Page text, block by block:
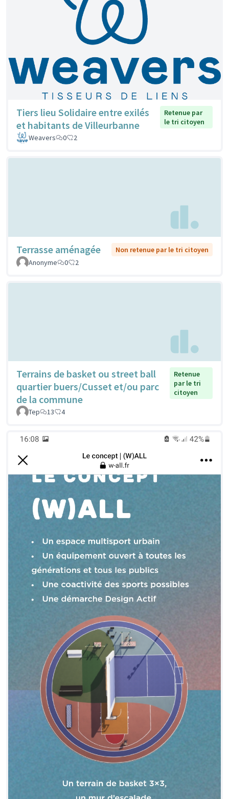
Tiers lieu Solidaire entre exilés
et habitants de Villeurbanne
Retenue par
le tri citoyen
Weavers
0 2
Terrasse aménagée
Non retenue par le tri citoyen
Anonyme
0 2
Terrains de basket ou street ball
quartier buers/Cusset et/ou parc
de la commune
Retenue
par le tri
citoyen
Tep 13 4